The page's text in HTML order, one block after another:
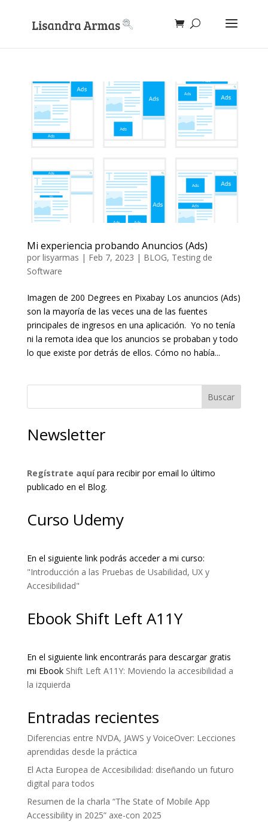
Mi experiencia probando Anuncios (Ads)
por lisyarmas | Feb 7, 2023 | BLOG, Testing de
Software
Imagen de 200 Degrees en Pixabay Los anuncios (Ads)
son la mayoría de las veces una de las fuentes
principales de ingresos en una aplicación. Yo no tenía
ni la remota idea que los anuncios se probaban y todo
lo que existe por detrás de ellos. Cómo no había...
Buscar
Newsletter
Regístrate aquípara recibir por email lo último
publicado en el Blog.
Curso Udemy
En el siguiente link podrás acceder a mi curso:
"Introducción a las Pruebas de Usabilidad, UX y
Accesibilidad"
Ebook Shift Left A11Y
En el siguiente link encontrarás para descargar gratis
mi Ebook Shift Left A11Y: Moviendo la accesibilidad a
la izquierda
Entradas recientes
Diferencias entre NVDA, JAWS y VoiceOver: Lecciones
aprendidas desde la práctica
El Acta Europea de Accesibilidad: diseñando un futuro
digital para todos
Resumen de la charla “The State of Mobile App
Accessibility in 2025” axe-con 2025